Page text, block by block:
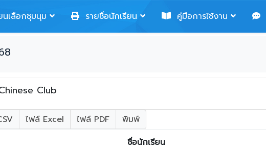
นเลือกชุมนุม รายชื่อนักเรียน คู่มือการใช้งาน
Club
ไฟล์ Excel ไฟล์ PDF พิมพ์
ชื่อนักเรียน